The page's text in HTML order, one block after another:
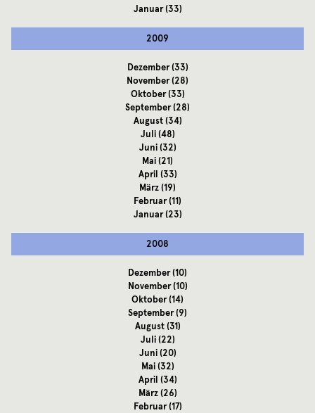
Januar(33)
2009
Dezember(33)
November(28)
Oktober(33)
September(28)
August(34)
Juli(48)
Juni(32)
Mai(21)
April (33)
März(19)
Februar(11)
Januar(23)
2008
Dezember(10)
November(10)
Oktober(14)
September(9)
August(31)
Juli(22)
Juni(20)
Mai(32)
April (34)
März(26)
Februar(17)